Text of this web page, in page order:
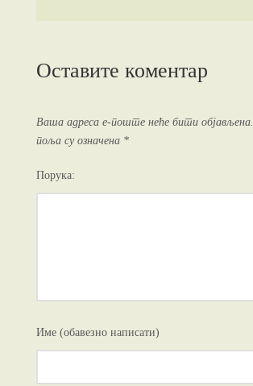
Оставите коментар
Ваша адреса е-поште неће бити објављена.
поља су означена *
Порука:
Име (обавезно написати)